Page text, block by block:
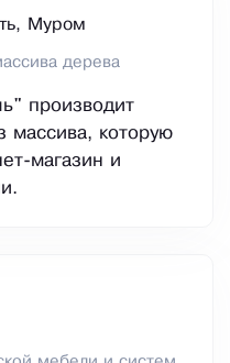
Муром
дерева
производит
массива, которую
магазин и